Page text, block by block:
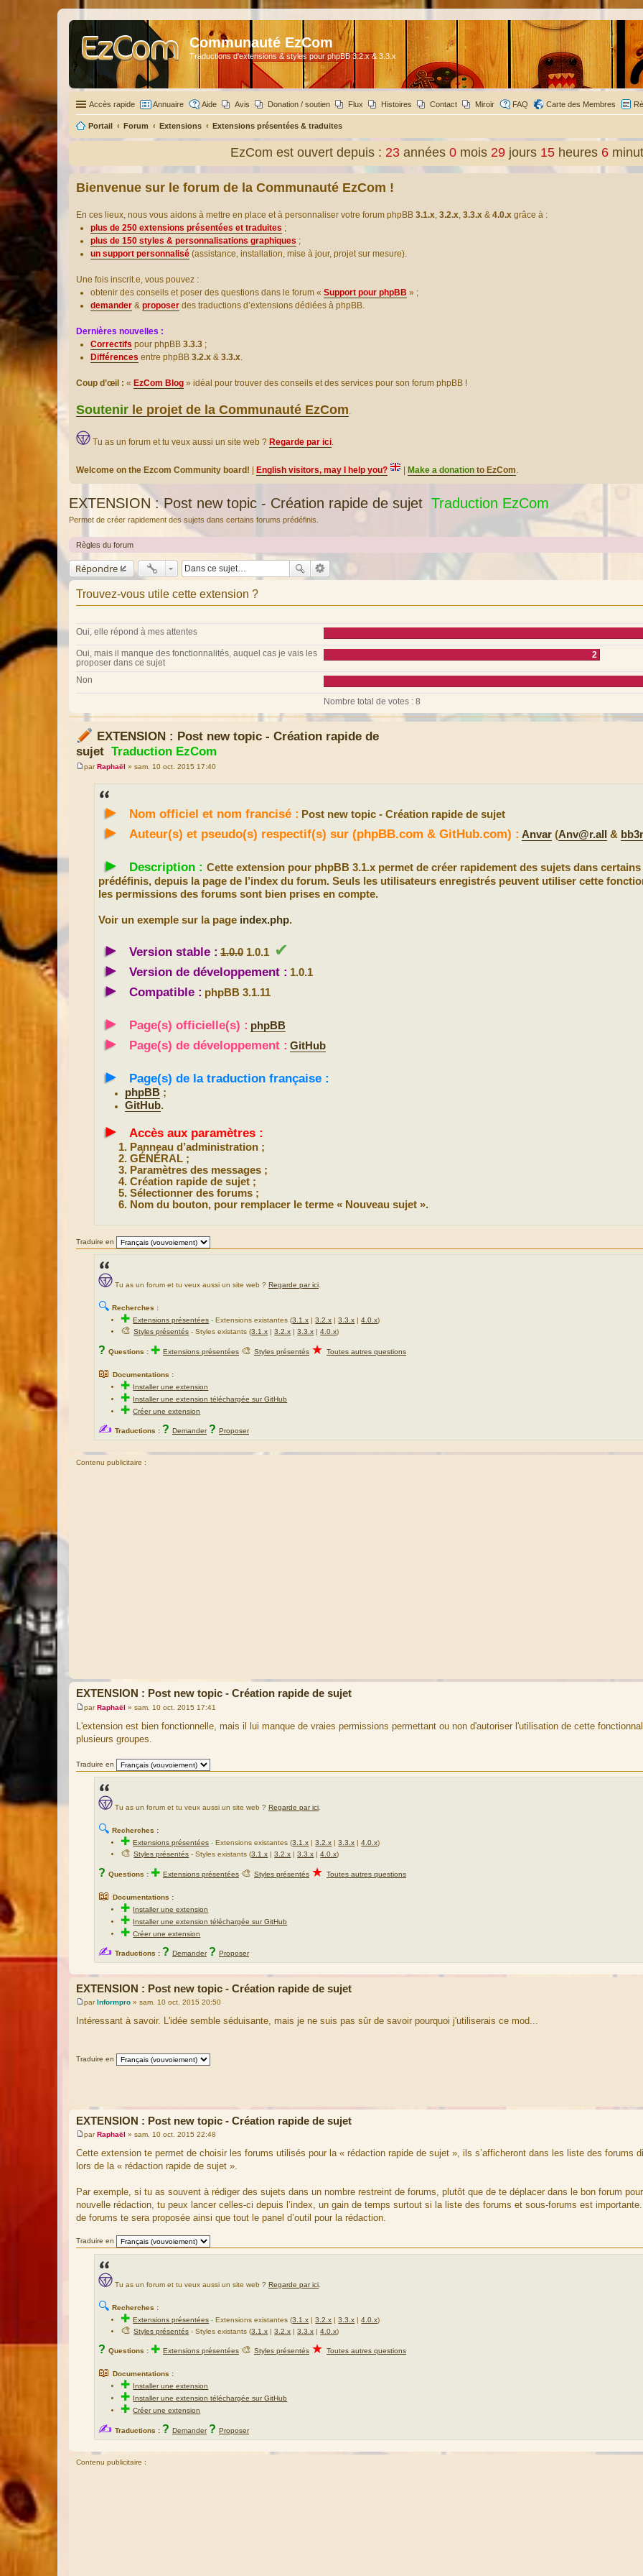
Communauté EzCom
Traductions d'extensions & styles pour phpBB 3.2.x & 3.3.x
Accès rapide Annuaire Aide Avis Donation / soutien Flux Histoires Contact Miroir FAQ Carte des Membres
Portail Forum Extensions Extensions présentées & traduites
EzCom est ouvert depuis : 23 années 0 mois 29 jours 15 heures 6
Bienvenue sur le forum de la Communauté EzCom !
En ces lieux, nous vous aidons à mettre en place et à personnaliser votre forum phpBB 3.1.x, 3.2.x, 3.3.x & 4.0.x grâce à :
plus de 250 extensions présentées et traduites ;
plus de 150 styles & personnalisations graphiques ;
un support personnalisé (assistance, installation, mise à jour, projet sur mesure).
Une fois inscrit.e, vous pouvez :
obtenir des conseils et poser des questions dans le forum « Support pour phpBB » ;
demander & proposer des traductions d’extensions dédiées à phpBB.
Dernières nouvelles :
Correctifs pour phpBB 3.3.3 ;
Différences entre phpBB 3.2.x & 3.3.x.
Coup d’œil : « EzCom Blog » idéal pour trouver des conseils et des services pour son forum phpBB !
Soutenir le projet de la Communauté EzCom.
Tu as un forum et tu veux aussi un site web ? Regarde par ici.
Welcome on the Ezcom Community board! English visitors, may I help you? Make a donation to EzCom.
EXTENSION : Post new topic - Création rapide de sujet Traduction EzCom
Permet de créer rapidement des sujets dans certains forums prédéfinis.
Règles du forum
Répondre
Trouvez-vous utile cette extension ?
Oui, elle répond à mes attentes
Oui, mais il manque des fonctionnalités, auquel cas je vais les
proposer dans ce sujet
2
Non
Nombre total de votes : 8
EXTENSION : Post new topic - Création rapide de
sujet Traduction EzCom
M
parRaphaël » sam. 10 oct. 2015 17:40
► Nom officiel et nom francisé : Post new topic - Création rapide de sujet
► Auteur(s) et pseudo(s) respectif(s) sur (phpBB.com & GitHub.com) : Anvar (Anv@r.all &
► Description : Cette extension pour phpBB 3.1.x permet de créer rapidement des sujets dans
prédéfinis, depuis la page de l’index du forum. Seuls les utilisateurs enregistrés peuvent utiliser cette
les permissions des forums sont bien prises en compte.
Voir un exemple sur la page index.php.
► Version stable : 1.0.0 1.0.1 ✔
►
Version de développement : 1.0.1
► Compatible : phpBB 3.1.11
► Page(s) officielle(s) : phpBB
► Page(s) de développement : GitHub
► Page(s) de la traduction française :
phpBB ;
GitHub.
► Accès aux paramètres :
Panneau d’administration ;
GÉNÉRAL ;
Paramètres des messages ;
Création rapide de sujet ;
Sélectionner des forums ;
Nom du bouton, pour remplacer le terme « Nouveau sujet ».
Traduire en
Tu as un forum et tu veux aussi un site web ? Regarde par ici.
🔍 Recherches :
✚Extensions présentées -Extensions existantes (3.1.x |3.2.x |3.3.x |4.0.x)
🎨Styles présentés - Styles existants (3.1.x |3.2.x |3.3.x |4.0.x)
? Questions : ✚ Extensions présentées 🎨 Styles présentés ★ Toutes autres questions
📖 Documentations :
✚ Installer une extension
✚ Installer une extension téléchargée sur GitHub
✚Créer une extension
✍ Traductions : ? Demander ? Proposer
Contenu publicitaire :
EXTENSION : Post new topic - Création rapide de sujet
M
s
s
e
parRaphaël » sam. 10 oct. 2015 17:41
L'extension est bien fonctionnelle, mais il lui manque de vraies permissions permettant ou non d'autoriser l'utilisation de cette
plusieurs groupes.
Traduire en
Tu as un forum et tu veux aussi un site web ? Regarde par ici
🔍 Recherches :
✚Extensions présentées -Extensions existantes (3.1.x |3.2.x |3.3.x |4.0.x)
🎨Styles présentés - Styles existants (3.1.x |3.2.x |3.3.x |4.0.x)
? Questions : ✚ Extensions présentées 🎨 Styles présentés ★ Toutes autres questions
📖 Documentations :
✚ Installer une extension
✚ Installer une extension téléchargée sur GitHub
✚Créer une extension
✍ Traductions : ? Demander ? Proposer
EXTENSION : Post new topic - Création rapide de sujet
e
s
e
par Informpro » sam. 10 oct. 2015 20:50
Intéressant à savoir. L'idée semble séduisante, mais je ne suis pas sûr de savoir pourquoi j'utiliserais ce mod...
Traduire en
EXTENSION : Post new topic - Création rapide de sujet
e
s
s
e
par Raphaël » sam. 10 oct. 2015 22:48
Cette extension te permet de choisir les forums utilisés pour la « rédaction rapide de sujet », ils s’afficheront dans les liste des forums
lors de la « rédaction rapide de sujet ».
Par exemple, si tu as souvent à rédiger des sujets dans un nombre restreint de forums, plutôt que de te déplacer dans le bon forum
nouvelle rédaction, tu peux lancer celles-ci depuis l’index, un gain de temps surtout si la liste des forums et sous-forums est
de forums te sera proposée ainsi que tout le panel d’outil pour la rédaction.
Traduire en
Tu as un forum et tu veux aussi un site web ? Regarde par ici
🔍 Recherches :
✚Extensions présentées -Extensions existantes (3.1.x |3.2.x |3.3.x |4.0.x)
🎨Styles présentés - Styles existants (3.1.x |3.2.x |3.3.x |4.0.x)
? Questions : ✚ Extensions présentées 🎨 Styles présentés ★ Toutes autres questions
📖 Documentations :
✚ Installer une extension
✚ Installer une extension téléchargée sur GitHub
✚Créer une extension
✍ Traductions : ? Demander ? Proposer
Contenu publicitaire :